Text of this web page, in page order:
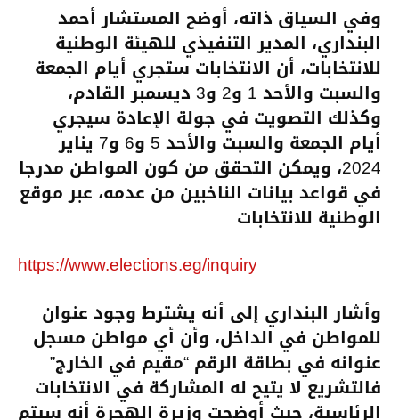
وفي السياق ذاته، أوضح المستشار أحمد
البنداري، المدير التنفيذي للهيئة الوطنية
للانتخابات، أن الانتخابات ستجري أيام الجمعة
والسبت والأحد 1 و2 و3 ديسمبر القادم،
وكذلك التصويت في جولة الإعادة سيجري
أيام الجمعة والسبت والأحد 5 و6 و7 يناير
2024، ويمكن التحقق من كون المواطن مدرجا
في قواعد بيانات الناخبين من عدمه، عبر موقع
الوطنية للانتخابات
https://www.elections.eg/inquiry
وأشار البنداري إلى أنه يشترط وجود عنوان
للمواطن في الداخل، وأن أي مواطن مسجل
عنوانه في بطاقة الرقم “مقيم في الخارج”
فالتشريع لا يتيح له المشاركة في الانتخابات
الرئاسية، حيث أوضحت وزيرة الهجرة أنه سيتم